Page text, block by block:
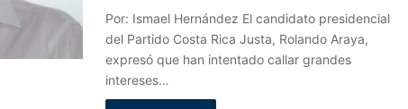
Por: Ismael Hernández El candidato presidencial
del Partido Costa Rica Justa, Rolando Araya,
expresó que han intentado callar grandes
intereses…